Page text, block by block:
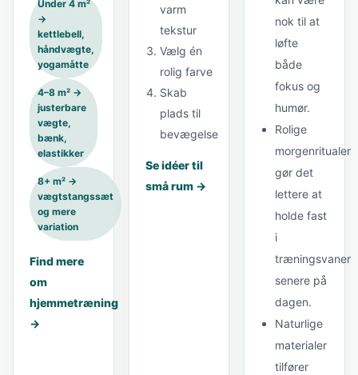
Under 4 m²
→
kettlebell,
håndvægte,
yogamåtte
4–8 m² →
justerbare
vægte,
bænk,
elastikker
8+ m² →
vægtstangssæt
og mere
variation
Find mere
om
hjemmetræning
→
varm
tekstur
Vælg én
rolig farve
Skab
plads til
bevægelse
Se idéer til
små rum →
nok til at
løfte
både
fokus og
humør.
Rolige
morgenritualer
gør det
lettere at
holde fast
i
træningsvaner
senere på
dagen.
Naturlige
materialer
tilfører